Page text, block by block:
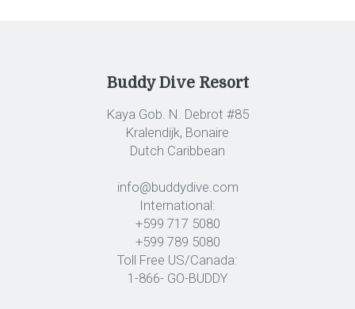
Buddy Dive Resort
Kaya Gob. N. Debrot #85
Kralendijk, Bonaire
Dutch Caribbean
info@buddydive.com
International:
+599 717 5080
+599 789 5080
Toll Free US/Canada:
1-866- GO-BUDDY